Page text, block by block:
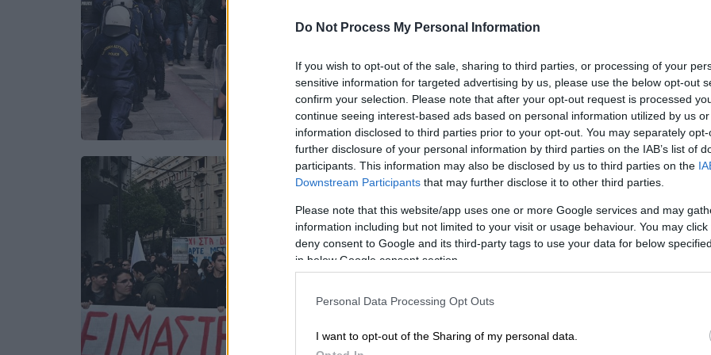
Do Not Process My Personal Information
If you wish to opt-out of the sale, sharing to third parties, or processing of your
sensitive information for targeted advertising by us, please use the below opt-out
confirm your selection. Please note that after your opt-out request is processed
continue seeing interest-based ads based on personal information utilized by us
information disclosed to third parties prior to your opt-out. You may separately
further disclosure of your personal information by third parties on the IAB’s list of
participants. This information may also be disclosed by us to third parties on the
Downstream Participants that may further disclose it to other third parties.
Please note that this website/app uses one or more Google services and may
information including but not limited to your visit or usage behaviour. You may
deny consent to Google and its third-party tags to use your data for below
in below Google consent section.
Personal Data Processing Opt Outs
I want to opt-out of the Sharing of my personal data.
που συμμετέχουν στο
πανεκπαιδευτικό συλλαλητήριο
Ελλάδα |04.11.2024 14:31
Ολοκληρώθηκε το
πανεκπαιδευτικό συλλαλητήριο
στα Προπύλαια - Τα αιτήματα των
μαθητών και των φοιτητών
πραγματοποίησαν φοιτητές και
σχολεία και σχολές